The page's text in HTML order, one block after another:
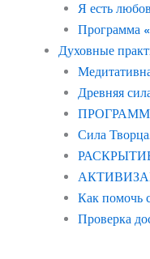
Я есть
Программа
Духовные
Древняя
ПРОГРАММА
Сила
Как помочь
Проверка